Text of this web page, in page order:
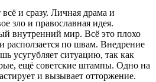
и сразу. Личная драма и
зло и православная идея.
внутренний мир. Всё это плохо
расползается по швам. Внедрение
усугубляет ситуацию, так как
ещё советские штампы. Одно на
и вызывает отторжение.